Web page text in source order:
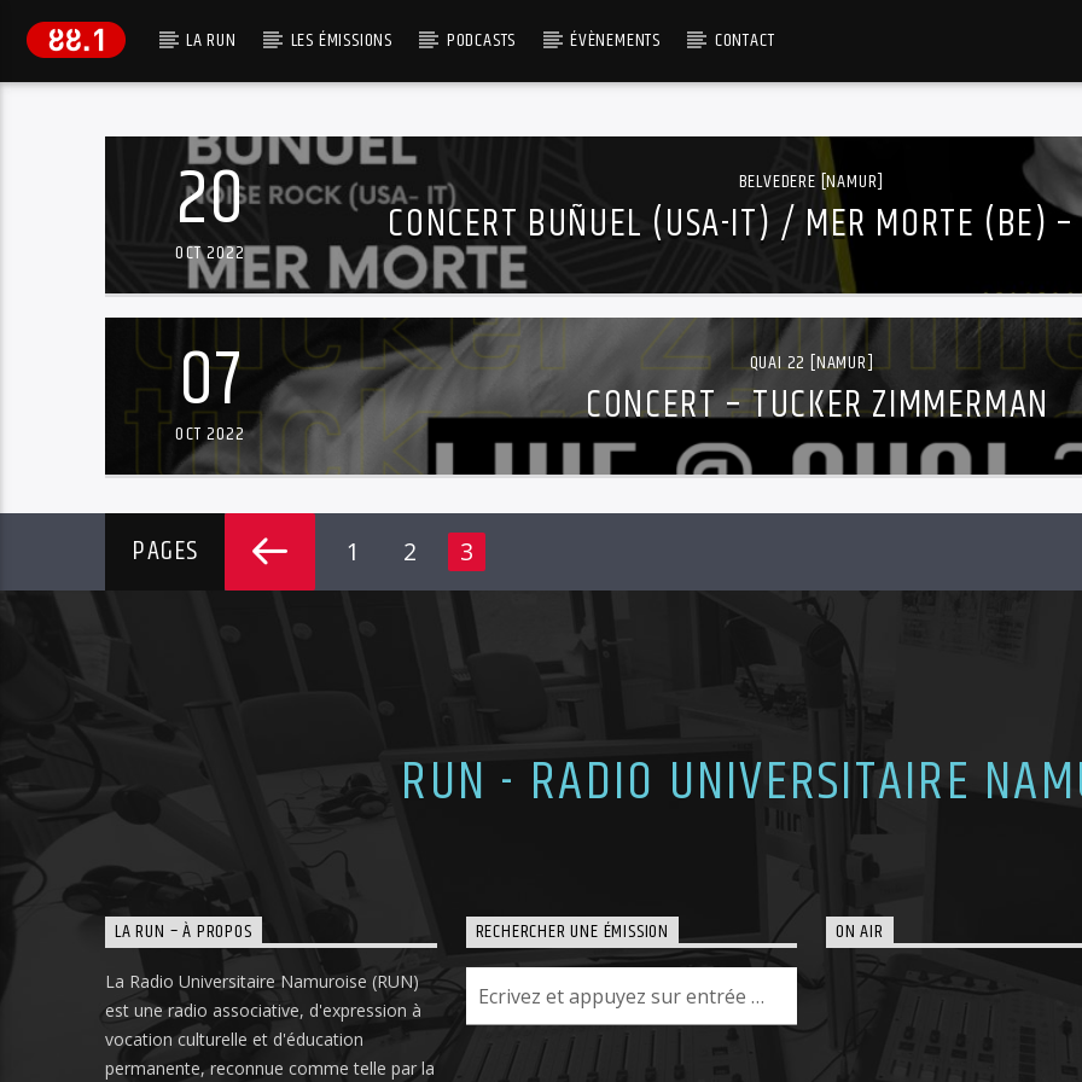
LA RUN LES ÉMISSIONS PODCASTS ÉVÈNEMENTS CONTACT
VILAIN TIGRE
SONT MIEUX DANS MA TETE
20
OCT 2022
BELVEDERE [NAMUR]
CONCERT BUÑUEL (USA-IT) / MER MORTE (BE) –
20/10
07
OCT 2022
QUAI 22 [NAMUR]
CONCERT – TUCKER ZIMMERMAN
PAGES 1 2 3
RUN - RADIO UNIVERSITAIRE
LA RUN – À PROPOS
La Radio Universitaire Namuroise (RUN)
est une radio associative, d'expression à
vocation culturelle et d'éducation
permanente, reconnue comme telle par la
RECHERCHER UNE ÉMISSION ON AIR